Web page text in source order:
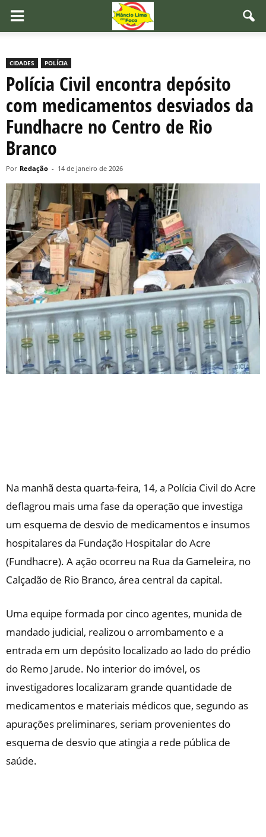
CIDADES POLÍCIA
Polícia Civil encontra depósito
com medicamentos desviados da
Fundhacre no Centro de Rio
Branco
Por Redação - 14 de janeiro de 2026
Na manhã desta quarta-feira, 14, a Polícia Civil do Acre
deflagrou mais uma fase da operação que investiga
um esquema de desvio de medicamentos e insumos
hospitalares da Fundação Hospitalar do Acre
(Fundhacre). A ação ocorreu na Rua da Gameleira, no
Calçadão de Rio Branco, área central da capital.
Uma equipe formada por cinco agentes, munida de
mandado judicial, realizou o arrombamento e a
entrada em um depósito localizado ao lado do prédio
do Remo Jarude. No interior do imóvel, os
investigadores localizaram grande quantidade de
medicamentos e materiais médicos que, segundo as
apurações preliminares, seriam provenientes do
esquema de desvio que atingia a rede pública de
saúde.